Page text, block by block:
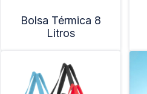
Bolsa Térmica 8
Litros